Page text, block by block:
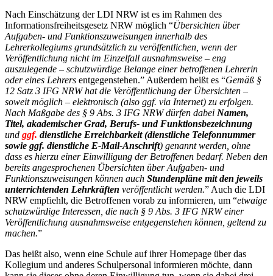
Nach Einschätzung der LDI NRW ist es im Rahmen des
Informationsfreiheitsgesetz NRW möglich “Übersichten über
Aufgaben- und Funktionszuweisungen innerhalb des
Lehrerkollegiums grundsätzlich zu veröffentlichen, wenn der
Veröffentlichung nicht im Einzelfall ausnahmsweise – eng
auszulegende – schutzwürdige Belange einer betroffenen Lehrerin
oder eines Lehrers entgegenstehen.” Außerdem heißt es “Gemäß §
12 Satz 3 IFG NRW hat die Veröffentlichung der Übersichten –
soweit möglich – elektronisch (also ggf. via Internet) zu erfolgen.
Nach Maßgabe des § 9 Abs. 3 IFG NRW dürfen dabei Namen,
Titel, akademischer Grad, Berufs- und Funktionsbezeichnung
und ggf. dienstliche Erreichbarkeit (dienstliche Telefonnummer
sowie ggf. dienstliche E-Mail-Anschrift) genannt werden, ohne
dass es hierzu einer Einwilligung der Betroffenen bedarf. Neben den
bereits angesprochenen Übersichten über Aufgaben- und
Funktionszuweisungen können auch Stundenpläne mit den jeweils
unterrichtenden Lehrkräften veröffentlicht werden.” Auch die LDI
NRW empfiehlt, die Betroffenen vorab zu informieren, um “etwaige
schutzwürdige Interessen, die nach § 9 Abs. 3 IFG NRW einer
Veröffentlichung ausnahmsweise entgegenstehen können, geltend zu
machen.”
Das heißt also, wenn eine Schule auf ihrer Homepage über das
Kollegium und anderes Schulpersonal informieren möchte, dann